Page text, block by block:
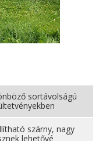
sortávolságú
szárny, nagy
lehetővé